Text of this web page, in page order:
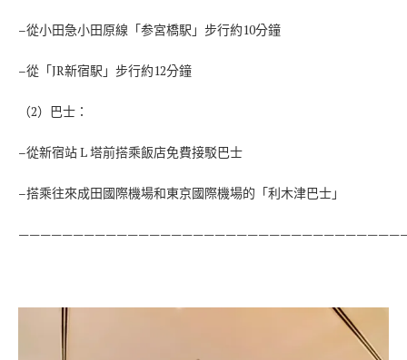
–從小田急小田原線「参宮橋駅」步行約10分鐘
–從「JR新宿駅」步行約12分鐘
（2）巴士：
–從新宿站 L 塔前搭乘飯店免費接駁巴士
–搭乘往來成田國際機場和東京國際機場的「利木津巴士」